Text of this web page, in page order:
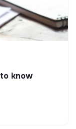
know